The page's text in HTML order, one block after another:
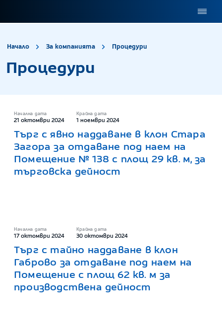
Начало За компанията Процедури
Процедури
Начална дата
21 октомври 2024
Крайна дата
1 ноември 2024
Търг с явно наддаване в клон Стара
Загора за отдаване под наем на
Помещение № 138 с площ 29 кв. м, за
търговска дейност
Начална дата
17 октомври 2024
Крайна дата
30 октомври 2024
Търг с тайно наддаване в клон
Габрово за отдаване под наем на
Помещение с площ 62 кв. м за
производствена дейност